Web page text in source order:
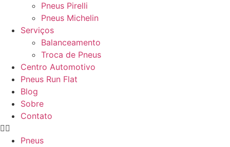
Pneus Pirelli
Pneus Michelin
Serviços
Balanceamento
Troca de Pneus
Centro Automotivo
Pneus Run Flat
Blog
Sobre
Contato
Pneus